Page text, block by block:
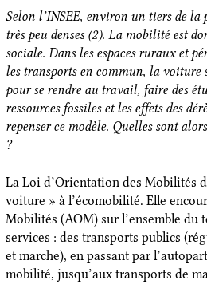
Selon l’INSEE, environ un tiers de
très peu denses (2). La mobilité est
sociale. Dans les espaces ruraux et
les transports en commun, la
pour se rendre au travail, faire des
ressources fossiles et les effets des
repenser ce modèle. Quelles sont
?
La Loi d’Orientation des Mobilités
voiture » à l’écomobilité. Elle
Mobilités (AOM) sur l’ensemble
services : des transports publics
et marche), en passant par
mobilité, jusqu’aux transports de